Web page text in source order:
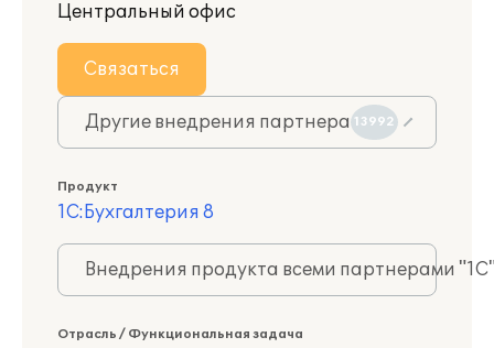
Центральный офис
Связаться
Другие внедрения партнера 13992
Продукт
1С:Бухгалтерия 8
Внедрения продукта всеми партнерами
Отрасль / Функциональная задача